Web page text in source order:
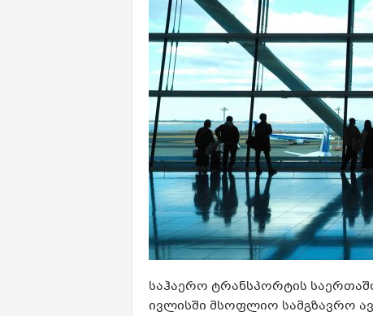
საჰაერო ტრანსპორტის
ივლისში მსოფლიო სამგზავრო